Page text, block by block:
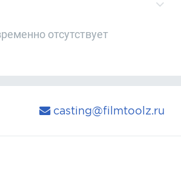
отсутствует
casting@filmtoolz.ru